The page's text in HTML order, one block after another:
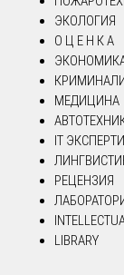
ЭКОЛОГИЯ
О Ц Е Н К А
МЕДИЦИНА
IT
РЕЦЕНЗИЯ
LIBRARY